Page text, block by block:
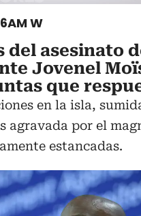
6AM W
del asesinato
Jovenel
que
en la isla,
agravada por el
estancadas.